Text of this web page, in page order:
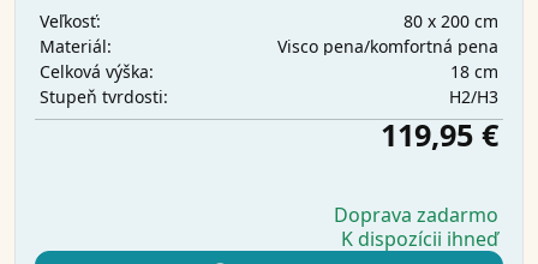
Veľkosť:
80 x 200 cm
Materiál:
Visco pena/komfortná pena
Celková výška:
18 cm
Stupeň tvrdosti:
H2/H3
119,95 €
Doprava zadarmo
K dispozícii ihneď